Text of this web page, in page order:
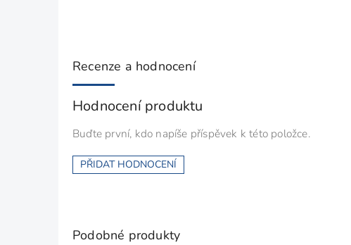
Recenze a hodnocení
Hodnocení produktu
Buďte první, kdo napíše příspěvek k této položce.
PŘIDAT HODNOCENÍ
Podobné produkty